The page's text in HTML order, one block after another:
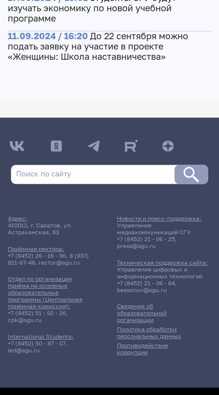
изучать экономику по новой учебной
программе
11.09.2024 / 16:20 До 22 сентября можно
подать заявку на участие в проекте
«Женщины: Школа наставничества»
Адрес:
410012, г. Саратов, ул.
Астраханская, 83
Приёмная ректора:
+7 (8452) 26 - 16 - 96, 8 (937)
811-67-46, rector@sgu.ru
Отдел по организации
приёма на основные
образовательные
программы (Центральная
приёмная комиссия):
+7 (8452) 51 - 92 - 26,
cpk@sgu.ru
International Students:
+7 (8452) 50 - 87 - 07,
ied@sgu.ru
Сведения об
образовательной
организации
Политика обработки
персональных данных
Противодействие
коррупции
Новости и пресс-поддержка:
Управление
медиакоммуникаций СГУ
+7 (8452) 21 - 06 - 25,
press@sgu.ru
Техническая поддержка сайта:
Управление цифровых и
информационных технологий
+7 (8452) 21 - 06 - 64,
bessonov@sgu.ru